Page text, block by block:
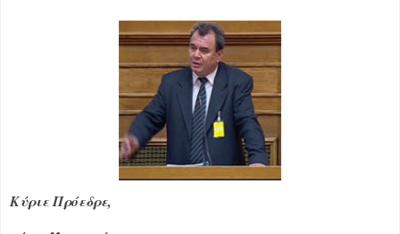
Κύριε Πρόεδρε,